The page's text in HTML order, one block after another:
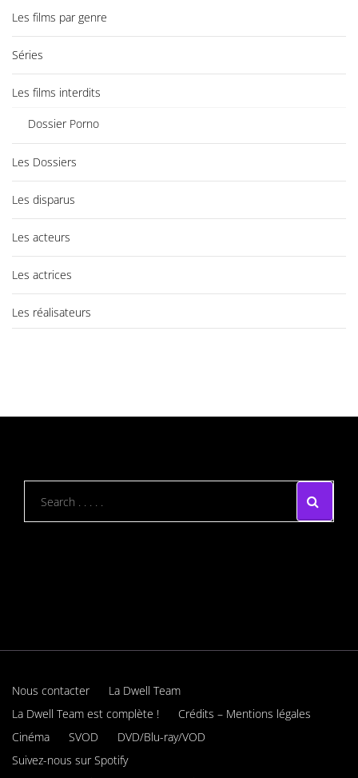
Les films par genre
Séries
Les films interdits
Dossier Porno
Les Dossiers
Les disparus
Les acteurs
Les actrices
Les réalisateurs
Nous contacter
La Dwell Team
La Dwell Team est complète !
Crédits – Mentions légales
Cinéma
SVOD
DVD/Blu-ray/VOD
Suivez-nous sur Spotify